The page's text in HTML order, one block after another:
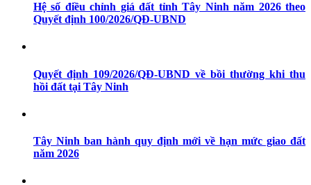
Hệ số điều chỉnh giá đất tỉnh Tây Ninh năm 2026 theo
Quyết định 100/2026/QĐ-UBND
Quyết định 109/2026/QĐ-UBND về bồi thường khi thu
hồi đất tại Tây Ninh
Tây Ninh ban hành quy định mới về hạn mức giao đất
năm 2026